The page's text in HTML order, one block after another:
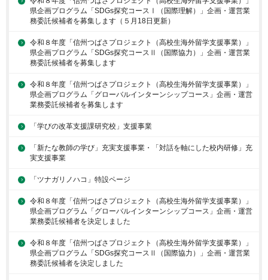
県企画プログラム「SDGs探究コースⅠ（国際理解）」企画・運営業
務委託候補者を募集します（５月18日更新）
令和８年度「信州つばさプロジェクト（高校生海外留学支援事業）」
県企画プログラム「SDGs探究コースⅡ（国際協力）」企画・運営業
務委託候補者を募集します
令和８年度「信州つばさプロジェクト（高校生海外留学支援事業）」
県企画プログラム「グローバルインターンシップコース」企画・運営
業務委託候補者を募集します
「学びの改革支援課研究校」支援事業
「新たな教師の学び」充実支援事業・「対話を軸にした校内研修」充
実支援事業
「ツナガリノハコ」特設ページ
令和８年度「信州つばさプロジェクト（高校生海外留学支援事業）」
県企画プログラム「グローバルインターンシップコース」企画・運営
業務委託候補者を決定しました
令和８年度「信州つばさプロジェクト（高校生海外留学支援事業）」
県企画プログラム「SDGs探究コースⅡ（国際協力）」企画・運営業
務委託候補者を決定しました